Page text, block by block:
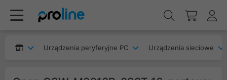
Urządzenia peryferyjne PC Urządzenia sieciowe